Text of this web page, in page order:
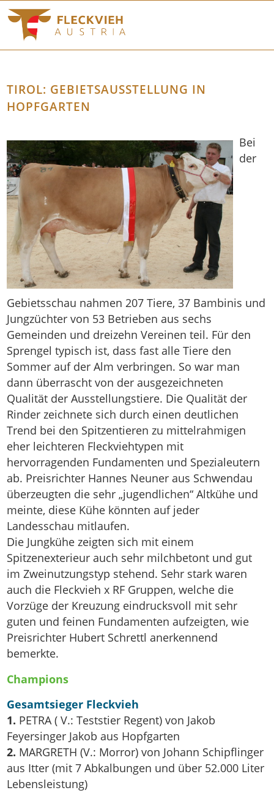
TIROL: GEBIETSAUSSTELLUNG IN
HOPFGARTEN
Bei
der
Gebietsschau nahmen 207 Tiere, 37 Bambinis und
Jungzüchter von 53 Betrieben aus sechs
Gemeinden und dreizehn Vereinen teil. Für den
Sprengel typisch ist, dass fast alle Tiere den
Sommer auf der Alm verbringen. So war man
dann überrascht von der ausgezeichneten
Qualität der Ausstellungstiere. Die Qualität der
Rinder zeichnete sich durch einen deutlichen
Trend bei den Spitzentieren zu mittelrahmigen
eher leichteren Fleckviehtypen mit
hervorragenden Fundamenten und Spezialeutern
ab. Preisrichter Hannes Neuner aus Schwendau
überzeugten die sehr „jugendlichen“ Altkühe und
meinte, diese Kühe könnten auf jeder
Landesschau mitlaufen.
Die Jungkühe zeigten sich mit einem
Spitzenexterieur auch sehr milchbetont und gut
im Zweinutzungstyp stehend. Sehr stark waren
auch die Fleckvieh x RF Gruppen, welche die
Vorzüge der Kreuzung eindrucksvoll mit sehr
guten und feinen Fundamenten aufzeigten, wie
Preisrichter Hubert Schrettl anerkennend
bemerkte.
Champions
Gesamtsieger Fleckvieh
1. PETRA ( V.: Teststier Regent) von Jakob
Feyersinger Jakob aus Hopfgarten
2. MARGRETH (V.: Morror) von Johann Schipflinger
aus Itter (mit 7 Abkalbungen und über 52.000 Liter
Lebensleistung)